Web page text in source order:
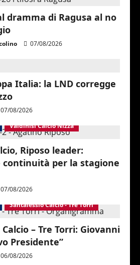
dramma di Ragusa al no
07/08/2026
Italia: la LND corregge
07/08/2026
Valdinisi Calcio Nizza
Riposo leader:
continuità per la stagione
07/08/2026
Santalessio Calcio - Tre Torri
– Tre Torri: Giovanni
Presidente”
06/08/2026